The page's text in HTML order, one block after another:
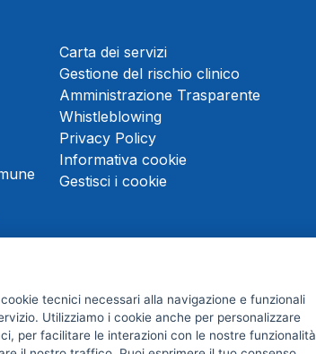
tecnici necessari alla navigazione e funzionali
Utilizziamo i cookie anche per personalizzare
per facilitare le interazioni con le nostre funzionalità
Carta dei servizi
Gestione del rischio clinico
Amministrazione Trasparente
Whistleblowing
Privacy Policy
Informativa cookie
Gestisci i cookie